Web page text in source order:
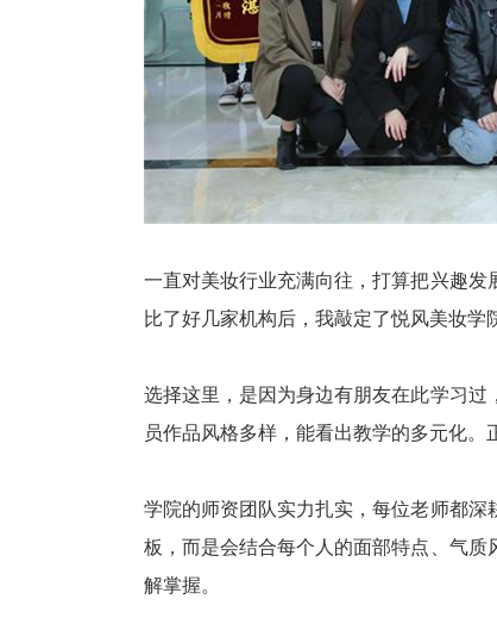
一直对美妆行业充满向往，打算把兴趣
比了好几家机构后，我敲定了悦风美妆学
选择这里，是因为身边有朋友在此学习
员作品风格多样，能看出教学的多元化。
学院的师资团队实力扎实，每位老师都
板，而是会结合每个人的面部特点、气
解掌握。